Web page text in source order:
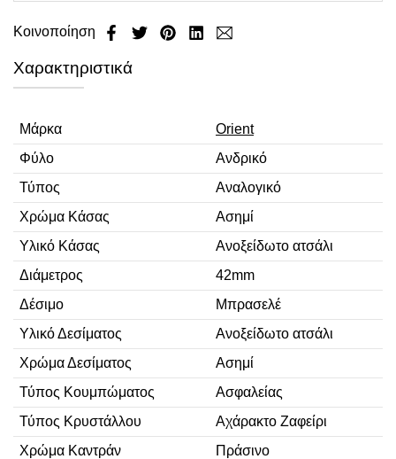
Κοινοποίηση
Χαρακτηριστικά
Μάρκα
Orient
Φύλο
Ανδρικό
Τύπος
Αναλογικό
Χρώμα Κάσας
Ασημί
Υλικό Κάσας
Ανοξείδωτο ατσάλι
Διάμετρος
42mm
Δέσιμο
Μπρασελέ
Υλικό Δεσίματος
Ανοξείδωτο ατσάλι
Χρώμα Δεσίματος
Ασημί
Τύπος Κουμπώματος
Ασφαλείας
Τύπος Κρυστάλλου
Αχάρακτο Ζαφείρι
Χρώμα Καντράν
Πράσινο